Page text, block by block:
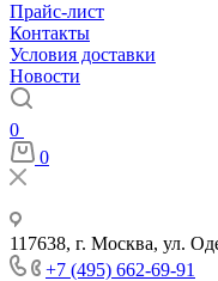
Прайс-лист
Контакты
Условия доставки
Новости
0
0
117638, г. Москва, ул.
+7 (495) 662-69-91